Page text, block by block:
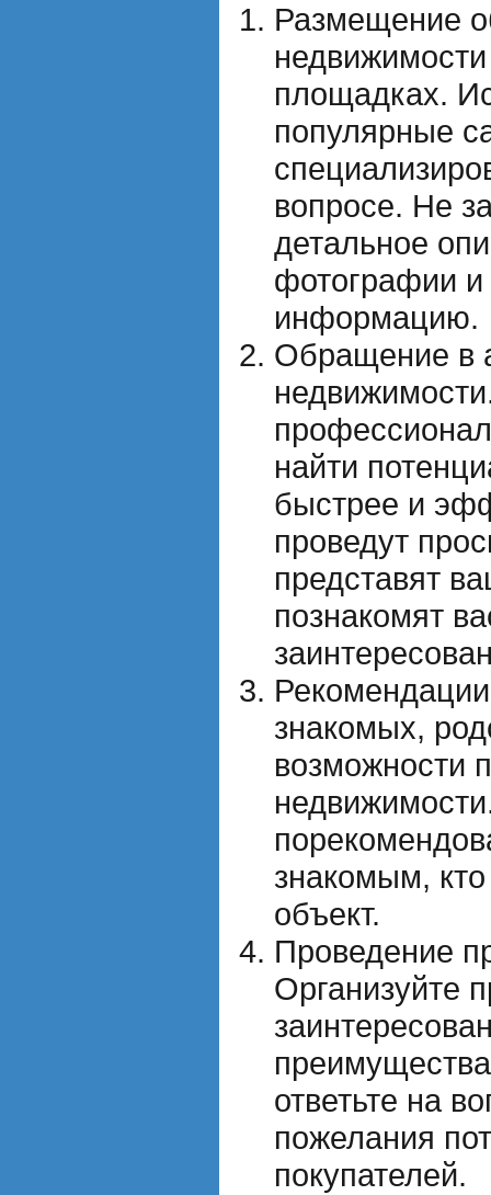
Размещение
площадках.
популярные
вопросе. Не
детальное
фотографии и
информацию.
Обращение в
найти
быстрее и
проведут
представят
познакомят
знакомых,
возможности
знакомым,
объект.
Проведение
Организуйте
ответьте на
пожелания
покупателей.